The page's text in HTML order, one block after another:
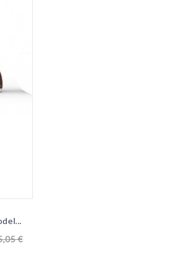
€